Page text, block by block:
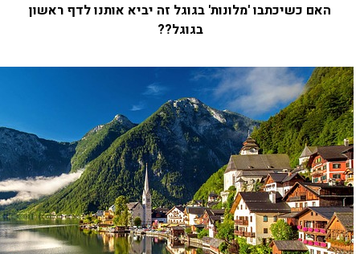
האם כשיכתבו 'מלונות' בגוגל זה יביא אותנולדף ראשון
בגוגל??